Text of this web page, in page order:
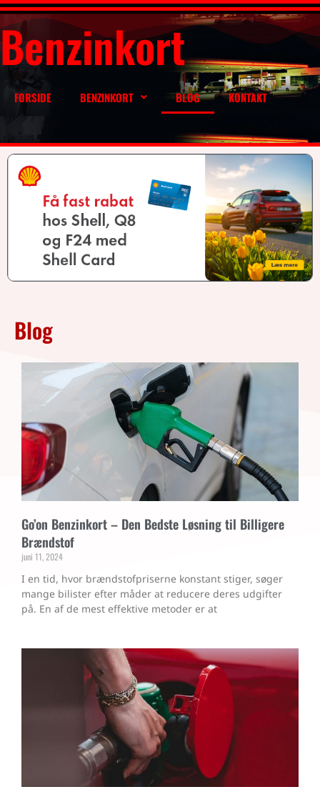
Benzinkort
FORSIDE BENZINKORT BLOG KONTAKT
Blog
Go’on Benzinkort – Den Bedste Løsning til Billigere
Brændstof
juni 11, 2024
I en tid, hvor brændstofpriserne konstant stiger, søger
mange bilister efter måder at reducere deres udgifter
på. En af de mest effektive metoder er at